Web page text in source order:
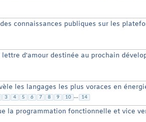
connaissances publiques sur les
d'amour destinée au prochain
les langages les plus voraces en
3 4 5 6 7 8 9 10 ... 14
la programmation fonctionnelle et vice